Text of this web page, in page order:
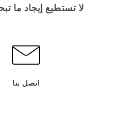
لا تستطيع إيجاد ما
اتصل بنا